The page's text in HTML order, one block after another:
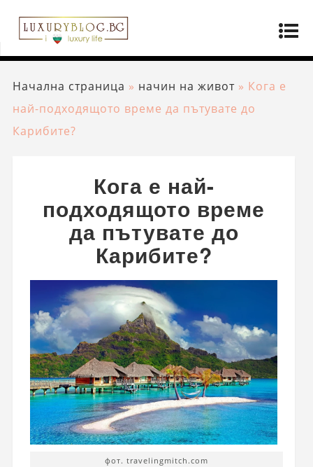
Начална страница » начин на живот» Кога е
най-подходящото време да пътувате до
Карибите?
Кога е най-
подходящото време
да пътувате до
Карибите?
фот. travelingmitch.com